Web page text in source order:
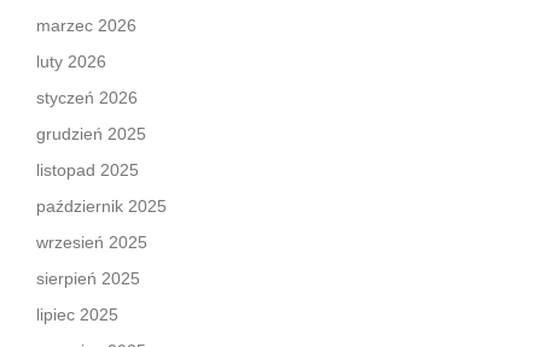
marzec 2026
luty 2026
styczeń 2026
grudzień 2025
listopad 2025
październik 2025
wrzesień 2025
sierpień 2025
lipiec 2025